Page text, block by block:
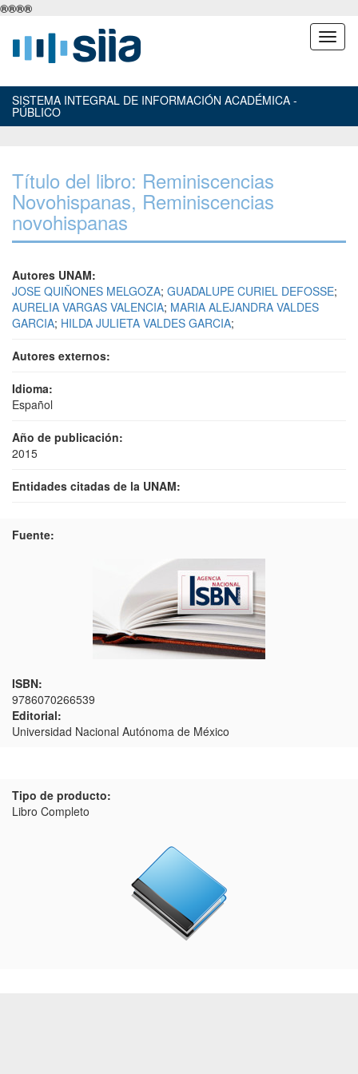
®®®®
SISTEMA INTEGRAL DE INFORMACIÓN ACADÉMICA -
PÚBLICO
Título del libro: Reminiscencias
Novohispanas, Reminiscencias
novohispanas
Autores UNAM:
JOSE QUIÑONES MELGOZA; GUADALUPE CURIEL DEFOSSE;
AURELIA VARGAS VALENCIA; MARIA ALEJANDRA VALDES
GARCIA; HILDA JULIETA VALDES GARCIA;
Autores externos:
Idioma:
Español
Año de publicación:
2015
Entidades citadas de la UNAM:
Fuente:
ISBN:
9786070266539
Editorial:
Universidad Nacional Autónoma de México
Tipo de producto:
Libro Completo